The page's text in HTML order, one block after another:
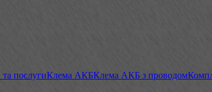
послугиКлема АКБКлема АКБ з проводом